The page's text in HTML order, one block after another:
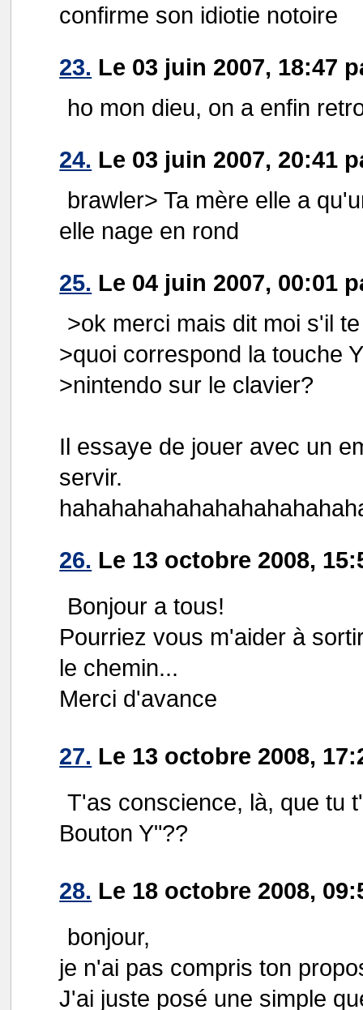
confirme son idiotie notoire
23. Le 03 juin 2007, 18:47
ho mon dieu, on a enfin
24. Le 03 juin 2007, 20:41
brawler> Ta mère elle a
elle nage en rond
25. Le 04 juin 2007, 00:01
>ok merci mais dit moi s'il
>quoi correspond la touche
>nintendo sur le clavier?
Il essaye de jouer avec un
servir.
26. Le 13 octobre 2008,
Bonjour a tous!
Pourriez vous m'aider à
le chemin...
Merci d'avance
27. Le 13 octobre 2008,
T'as conscience, là, que tu
Bouton Y"??
28. Le 18 octobre 2008,
bonjour,
je n'ai pas compris ton
J'ai juste posé une simple